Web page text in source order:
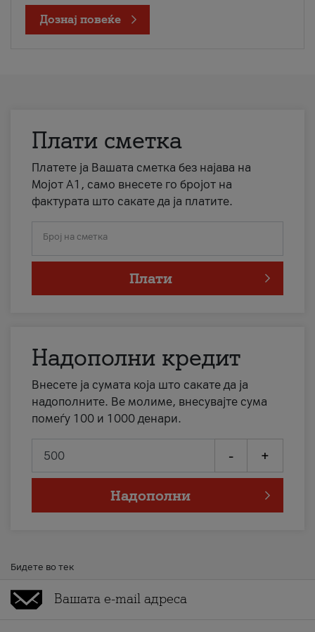
Дознај повеќе
Плати сметка
Платете ја Вашата сметка без најава на
Мојот А1, само внесете го бројот на
фактурата што сакате да ја платите.
Број на сметка
Плати
Надополни кредит
Внесете ја сумата која што сакате да ја
надополните. Ве молиме, внесувајте сума
помеѓу 100 и 1000 денари.
- +
Надополни
Бидете во тек